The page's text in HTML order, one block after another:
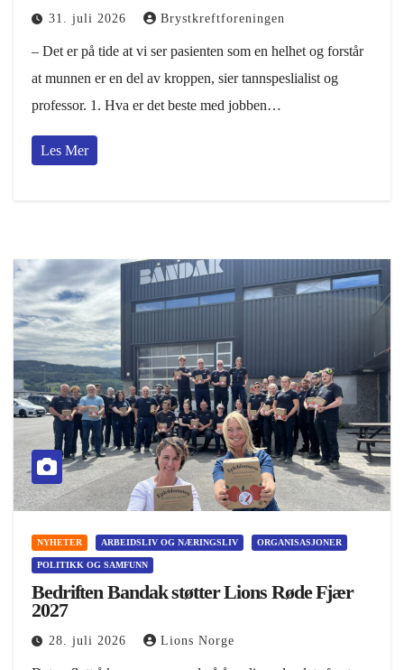
31. juli 2026 Brystkreftforeningen
– Det er på tide at vi ser pasienten som en helhet og forstår
at munnen er en del av kroppen, sier tannspeslialist og
professor. 1. Hva er det beste med jobben…
Les Mer
NYHETER ARBEIDSLIV OG NÆRINGSLIV ORGANISASJONER
POLITIKK OG SAMFUNN
Bedriften Bandak støtter Lions Røde Fjær
2027
28. juli 2026 Lions Norge